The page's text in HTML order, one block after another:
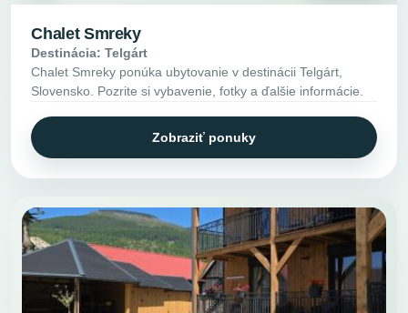
Chalet Smreky
Destinácia: Telgárt
Chalet Smreky ponúka ubytovanie v destinácii Telgárt,
Slovensko. Pozrite si vybavenie, fotky a ďalšie informácie.
Zobraziť ponuky